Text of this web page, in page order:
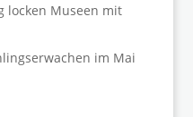
locken Museen mit
im Mai